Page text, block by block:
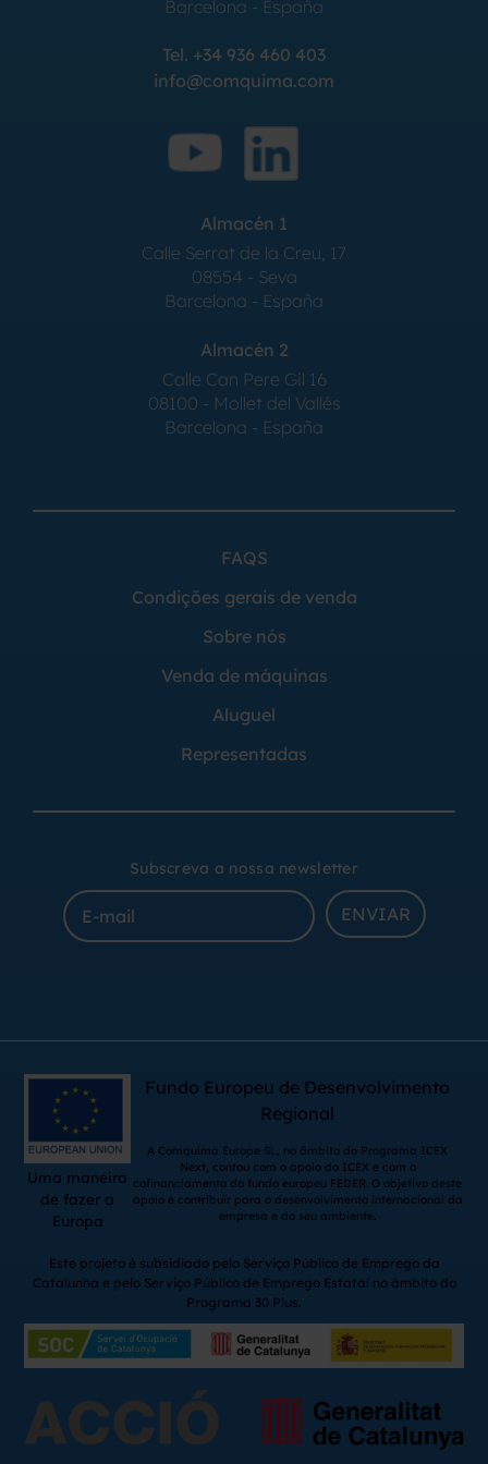
Barcelona - España
Tel. +34 936 460 403
info@comquima.com
Almacén 1
Calle Serrat de la Creu, 17
08554 - Seva
Barcelona - España
Almacén 2
Calle Can Pere Gil 16
08100 - Mollet del Vallés
Barcelona - España
FAQS
Condições gerais de venda
Sobre nós
Venda de máquinas
Aluguel
Representadas
Subscreva a nossa newsletter
ENVIAR
Uma maneira
de fazer a
Europa
Fundo Europeu de Desenvolvimento
Regional
A Comquima Europe SL, no âmbito do Programa ICEX
Next, contou com o apoio do ICEX e com o
cofinanciamento do fundo europeu FEDER. O objetivo deste
apoio é contribuir para o desenvolvimento internacional da
empresa e do seu ambiente.
Este projeto é subsidiado pelo Serviço Público de Emprego da
Catalunha e pelo Serviço Público de Emprego Estatal no âmbito do
Programa 30 Plus.